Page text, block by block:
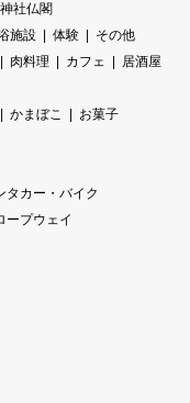
神社仏閣
施設 体験
その他
肉料理 カフェ
居酒屋
かまぼこ
お菓子
タカー・バイク
ープウェイ